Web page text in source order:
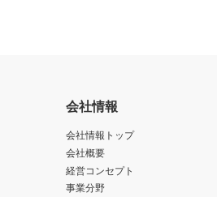
会社情報
会社情報トップ
会社概要
経営コンセプト
事業分野